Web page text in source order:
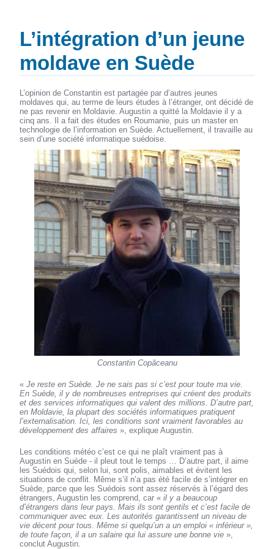
L’intégration d’un jeune
moldave en Suède
L’opinion de Constantin est partagée par d’autres jeunes
moldaves qui, au terme de leurs études à l’étranger, ont décidé de
ne pas revenir en Moldavie. Augustin a quitté la Moldavie il y a
cinq ans. Il a fait des études en Roumanie, puis un master en
technologie de l’information en Suède. Actuellement, il travaille au
sein d’une société informatique suédoise.
Constantin Copăceanu
«Je reste en Suède. Je ne sais pas si c’est pour toute ma vie.
En Suède, il y de nombreuses entreprises qui créent des produits
et des services informatiques qui valent des millions. D’autre part,
en Moldavie, la plupart des sociétés informatiques pratiquent
l’externalisation. Ici, les conditions sont vraiment favorables au
développement des affaires », explique Augustin.
Les conditions météo c’est ce qui ne plaît vraiment pas à
Augustin en Suède - il pleut tout le temps … D’autre part, il aime
les Suédois qui, selon lui, sont polis, aimables et évitent les
situations de conflit. Même s’il n’a pas été facile de s’intégrer en
Suède, parce que les Suédois sont assez réservés à l’égard des
étrangers, Augustin les comprend, car «il y a beaucoup
d’étrangers dans leur pays. Mais ils sont gentils et c’est facile de
communiquer avec eux. Les autorités garantissent un niveau de
vie décent pour tous. Même si quelqu’un a un emploi « inférieur »,
de toute façon, il a un salaire qui lui assure une bonne vie »,
conclut Augustin.